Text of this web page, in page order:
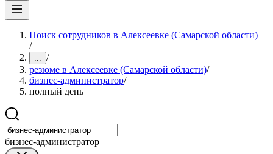
Поиск сотрудников в Алексеевке (Самарской области)
/
... /
резюме в Алексеевке (Самарской области)/
бизнес-администратор/
полный день
бизнес-администратор